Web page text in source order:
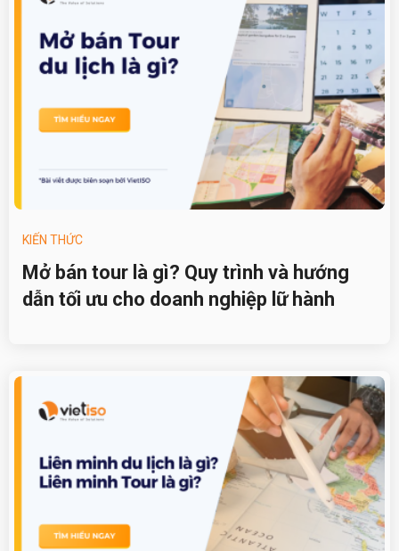
KIẾN THỨC
Mở bán tour là gì? Quy trình và hướng
dẫn tối ưu cho doanh nghiệp lữ hành